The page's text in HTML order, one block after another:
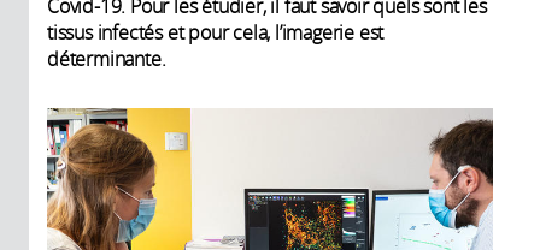
Covid-19. Pour les étudier, il faut savoir quels sont les
tissus infectés et pour cela, l’imagerie est
déterminante.